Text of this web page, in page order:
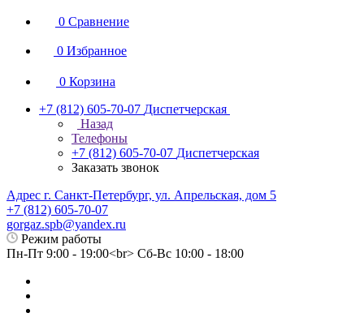
0 Сравнение
0 Избранное
0 Корзина
+7 (812) 605-70-07 Диспетчерская
Назад
Телефоны
+7 (812) 605-70-07 Диспетчерская
Заказать звонок
Адрес г. Санкт-Петербург, ул. Апрельская, дом 5
+7 (812) 605-70-07
gorgaz.spb@yandex.ru
Режим работы
Пн-Пт 9:00 - 19:00<br> Сб-Вс 10:00 - 18:00